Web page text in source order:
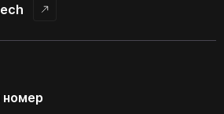
номер